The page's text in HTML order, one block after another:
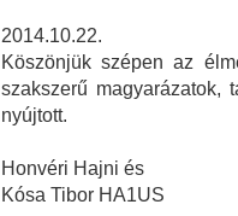
2014.10.22.
Köszönjük szépen az
szakszerű magyarázatok,
nyújtott.
Honvéri Hajni és
Kósa Tibor HA1US